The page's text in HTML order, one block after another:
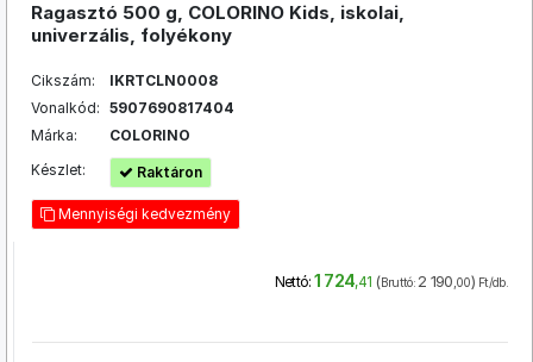
Ragasztó 500 g, COLORINO Kids, iskolai,
univerzális, folyékony
Cikszám:
IKRTCLN0008
Vonalkód: 5907690817404
Márka:
COLORINO
Készlet:
Raktáron
Mennyiségi kedvezmény
Nettó: 1 724,41 (Bruttó:2 190,00) Ft/db.